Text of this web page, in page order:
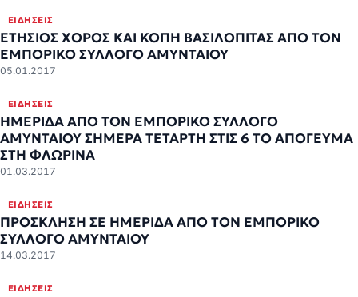
ΕΙΔΉΣΕΙΣ
ΕΤΗΣΙΟΣ ΧΟΡΟΣ ΚΑΙ ΚΟΠΗ ΒΑΣΙΛΟΠΙΤΑΣ ΑΠΟ ΤΟΝ
ΕΜΠΟΡΙΚΟ ΣΥΛΛΟΓΟ ΑΜΥΝΤΑΙΟΥ
05.01.2017
ΕΙΔΉΣΕΙΣ
ΗΜΕΡΙΔΑ ΑΠΟ ΤΟΝ ΕΜΠΟΡΙΚΟ ΣΥΛΛΟΓΟ
ΑΜΥΝΤΑΙΟΥ ΣΗΜΕΡΑ ΤΕΤΑΡΤΗ ΣΤΙΣ 6 ΤΟ ΑΠΟΓΕΥΜΑ
ΣΤΗ ΦΛΩΡΙΝΑ
01.03.2017
ΕΙΔΉΣΕΙΣ
ΠΡΟΣΚΛΗΣΗ ΣΕ ΗΜΕΡΙΔΑ ΑΠΟ ΤΟΝ ΕΜΠΟΡΙΚΟ
ΣΥΛΛΟΓΟ ΑΜΥΝΤΑΙΟΥ
14.03.2017
ΕΙΔΉΣΕΙΣ